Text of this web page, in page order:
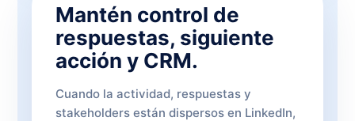
Mantén control de
respuestas, siguiente
acción y CRM.
Cuando la actividad, respuestas y
stakeholders están dispersos en LinkedIn,